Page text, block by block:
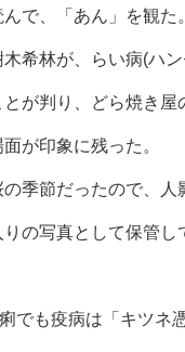
で、「あん」を観た。
希林が、らい病(ハ
が判り、どら焼き屋
が印象に残った。
季節だったので、
の写真として保管し
でも疫病は「キツネ